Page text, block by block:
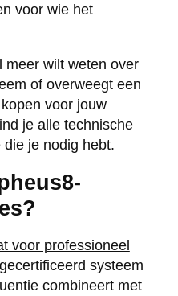
voor wie het
meer wilt weten over
of overweegt een
voor jouw
je alle technische
je nodig hebt.
voor professioneel
systeem
combineert met